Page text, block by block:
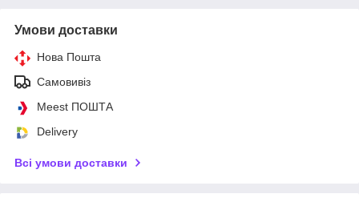
Умови доставки
Нова Пошта
Самовивіз
Meest ПОШТА
Delivery
Всі умови доставки